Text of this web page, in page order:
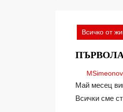
Всичко от
Май месец винаги се свързва с абитуриенски балове или завършването на първи клас.
Всички сме